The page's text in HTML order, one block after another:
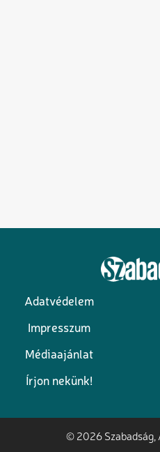
Lábléc
Adatvédelem
Impresszum
Médiaajánlat
Írjon nekünk!
© 2026